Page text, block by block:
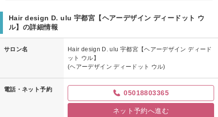
Hair design D. ulu 宇都宮【ヘアーデザイン ディードット ウ
ル】の詳細情報
サロン名
Hair design D. ulu 宇都宮【ヘアーデザイン ディード
ット ウル】
(ヘアーデザイン ディードット ウル)
電話・ネット予約 05018803365
ネット予約へ進む